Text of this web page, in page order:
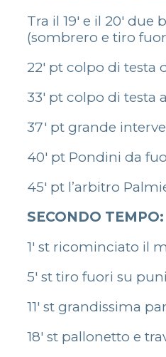
Tra il 19′ e il 20′
(sombrero e tiro
22′ pt colpo di testa
33′ pt colpo di testa
37′ pt grande
40′ pt Pondini da
45′ pt l’arbitro
SECONDO TEMPO:
1′ st ricominciato il
5′ st tiro fuori su
11′ st grandissima
18′ st pallonetto e